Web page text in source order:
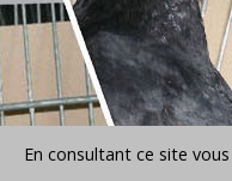
En consultant ce site